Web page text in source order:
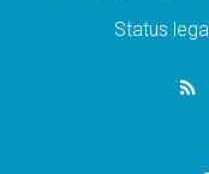
Status